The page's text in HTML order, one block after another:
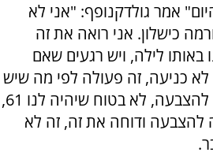
אמר גולדקנופף: "אני לא
כישלון. אני רואה את זה
באותו לילה, ויש רגעים שאם
לא כניעה, זה פעולה לפי מה שיש
לנו. ראינו שאם הולכים להצבעה, לא בטוח שיהיה לנו 61,
להצבעה ודוחה את זה, זה לא